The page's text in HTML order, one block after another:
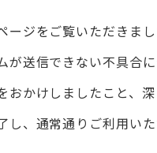
ジをご覧いただきまし
送信できない不具合に
おかけしましたこと、深
し、通常通りご利用い